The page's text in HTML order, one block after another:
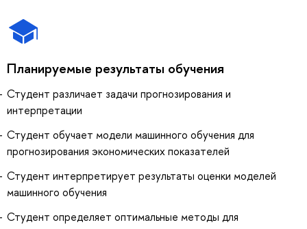
Планируемые результаты обучения
Студент различает задачи прогнозирования и
интерпретации
Студент обучает модели машинного обучения для
прогнозирования экономических показателей
Студент интерпретирует результаты оценки моделей
машинного обучения
Студент определяет оптимальные методы для